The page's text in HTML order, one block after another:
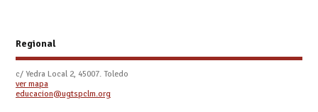
Regional
c/ Yedra Local 2, 45007. Toledo
ver mapa
educacion@ugtspclm.org